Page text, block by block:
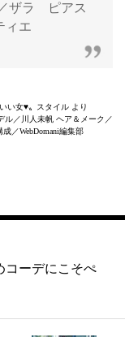
ザラ ピアス
ィエ
い女♥〟スタイル より
ル／川人未帆 ヘア＆メーク／
／WebDomani編集部
コーデにこそぺ